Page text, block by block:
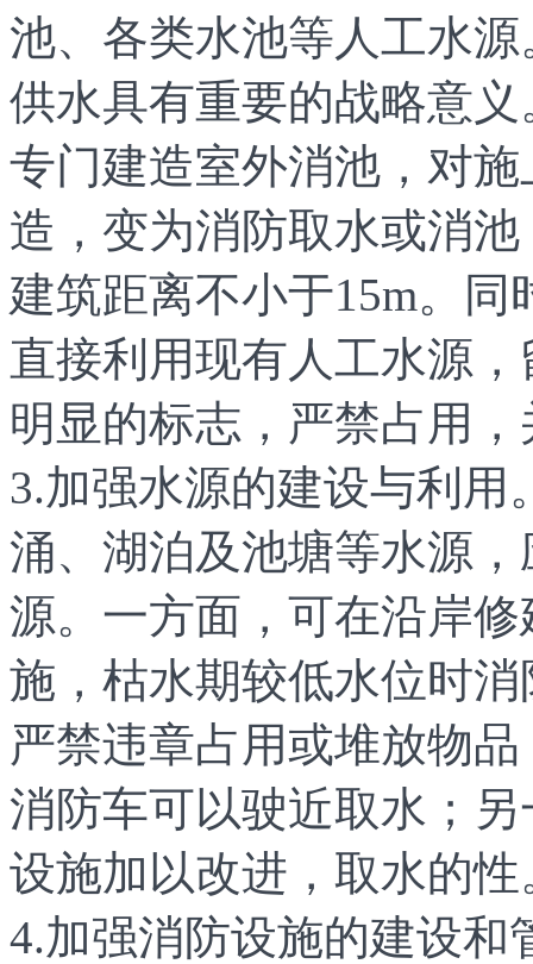
池、各类水池等人工水
供水具有重要的战略意
专门建造室外消池，对
造，变为消防取水或消
建筑距离不小于15m。
直接利用现有人工水源
明显的标志，严禁占用
3.加强水源的建设与利
涌、湖泊及池塘等水源
源。一方面，可在沿岸
施，枯水期较低水位时
严禁违章占用或堆放物
消防车可以驶近取水；
设施加以改进，取水的性
4.加强消防设施的建设和